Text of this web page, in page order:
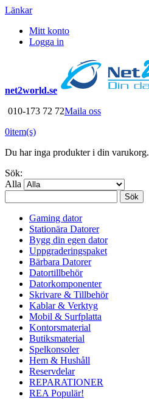
Länkar
Mitt konto
Logga in
net2world.se
010-173 72 72Maila oss
0item(s)
Du har inga produkter i din varukorg.
Sök:
Alla
Sök
Gaming dator
Stationära Datorer
Bygg din egen dator
Uppgraderingspaket
Bärbara Datorer
Datortillbehör
Datorkomponenter
Skrivare & Tillbehör
Kablar & Verktyg
Mobil & Surfplatta
Kontorsmaterial
Butiksmaterial
Spelkonsoler
Hem & Hushåll
Reservdelar
REPARATIONER
REA Populär!